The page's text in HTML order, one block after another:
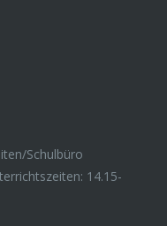
Schulbüro
14.15-